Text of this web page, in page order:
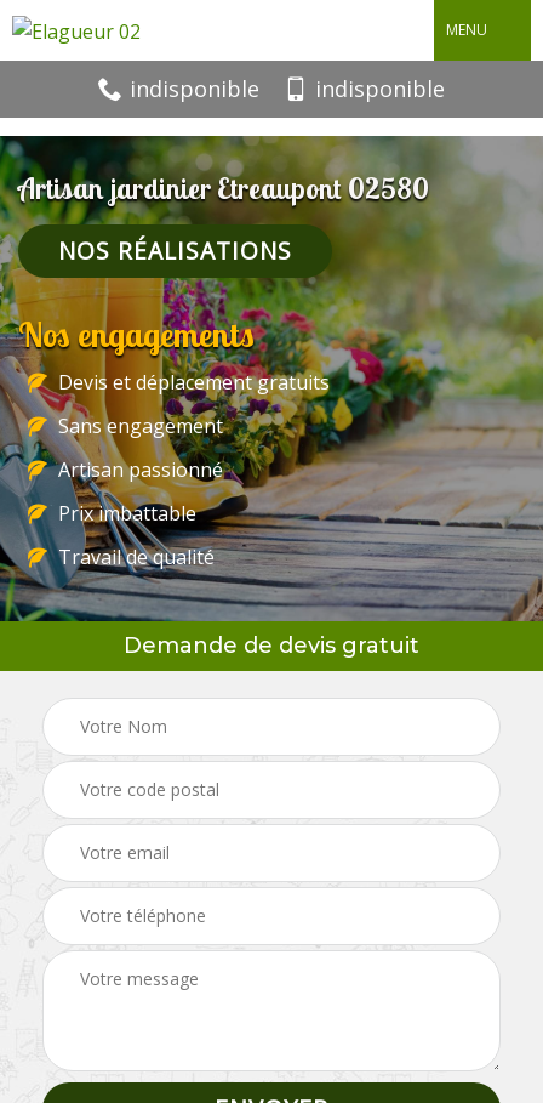
MENU
indisponible indisponible
Artisan jardinier Etreaupont 02580
NOS RÉALISATIONS
Nos engagements
Devis et déplacement gratuits
Sans engagement
Artisan passionné
Prix imbattable
Travail de qualité
Demande de devis gratuit